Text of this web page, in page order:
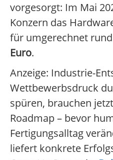
vorgesorgt: Im Mai
Konzern das
für umgerechnet rund
Euro.
Anzeige: Industrie-
Wettbewerbsdruck
spüren, brauchen
Roadmap – bevor
Fertigungsalltag
liefert konkrete